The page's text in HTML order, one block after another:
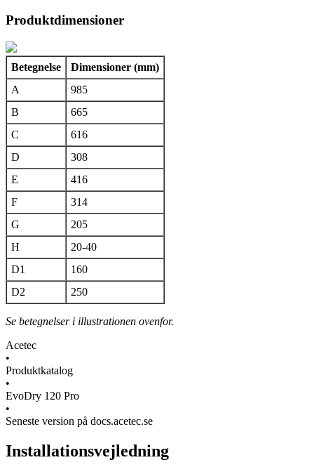
Produktdimensioner
Betegnelse
Dimensioner (mm)
A
985
B
665
C
616
D
308
E
416
F
314
G
205
H
20-40
D1
160
D2
250
Se betegnelser i illustrationen ovenfor.
Acetec
•
Produktkatalog
•
EvoDry 120 Pro
•
Seneste version på docs.acetec.se
Installationsvejledning